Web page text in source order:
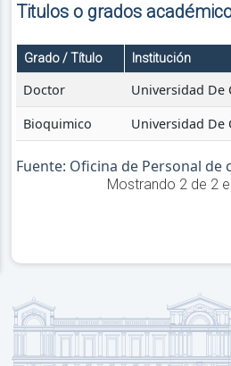
Titulos o grados
Grado / Título Institución
Doctor Universidad De
Bioquimico
Universidad De
Fuente: Oficina de Personal de
Mostrando 2de 2